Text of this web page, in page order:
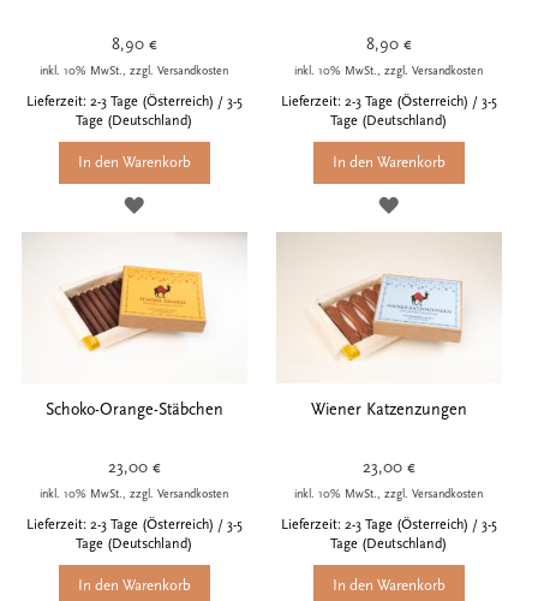
8,90 €
inkl. 10% MwSt., zzgl. Versandkosten
Lieferzeit: 2-3 Tage (Österreich) / 3-5
Tage (Deutschland)
In den Warenkorb
ZUR
HINZUFÜGEN
8,90 €
inkl. 10% MwSt., zzgl. Versandkosten
Lieferzeit: 2-3 Tage (Österreich) / 3-5
Tage (Deutschland)
In den Warenkorb
ZUR
HINZUFÜGEN
Schoko-Orange-Stäbchen
23,00 €
inkl. 10% MwSt., zzgl. Versandkosten
Lieferzeit: 2-3 Tage (Österreich) / 3-5
Tage (Deutschland)
In den Warenkorb
Wiener Katzenzungen
23,00 €
inkl. 10% MwSt., zzgl. Versandkosten
Lieferzeit: 2-3 Tage (Österreich) / 3-5
Tage (Deutschland)
In den Warenkorb